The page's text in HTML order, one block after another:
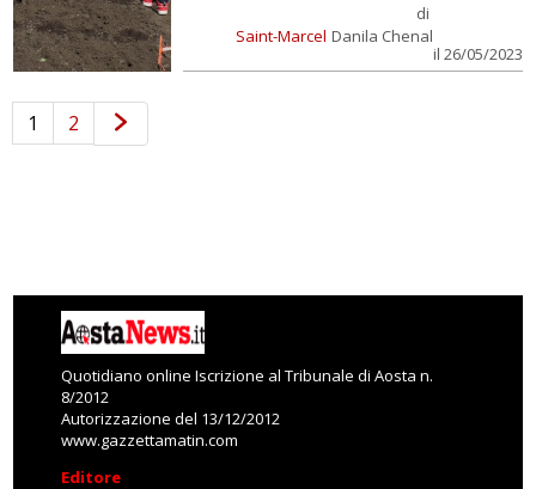
Saint-Marcel
di
Danila Chenal
il 26/05/2023
1 2
Quotidiano online Iscrizione al Tribunale di Aosta n.
8/2012
Autorizzazione del 13/12/2012
www.gazzettamatin.com
Editore